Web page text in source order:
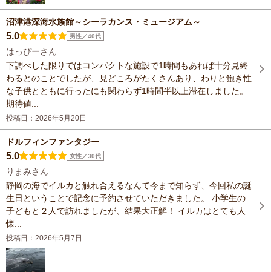
沼津港深海水族館～シーラカンス・ミュージアム～
5.0 男性／40代
はっぴーさん
下調べした限りではコンパクトな施設で1時間もあれば十分見終
わるとのことでしたが、見どころがたくさんあり、わりと飽き性
な子供とともに行ったにも関わらず1時間半以上滞在しました。
期待値...
投稿日：2026年5月20日
ドルフィンファンタジー
5.0 女性／30代
りまみさん
静岡の海でイルカと触れ合えるなんて今まで知らず、今回私の誕
生日ということで記念に予約させていただきました。 小学生の
子どもと２人で訪れましたが、結果大正解！ イルカはとても人
懐...
投稿日：2026年5月7日